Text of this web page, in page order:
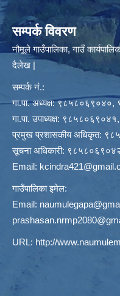
सम्पर्क विवरण
नौमूले गाउँपालिका, गाउँ
दैलेख |
सम्पर्क नं.:
गा.पा. अध्यक्ष:
गा.पा. उपाध्यक्ष:
प्रमुख प्रशासकीय अधिकृत:
सूचना अधिकारी:
Email:
गाउँपालिका इमेल:
Email:
URL: http://